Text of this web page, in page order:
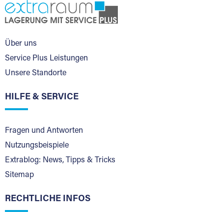
Über uns
Service Plus Leistungen
Unsere Standorte
HILFE & SERVICE
Fragen und Antworten
Nutzungsbeispiele
Extrablog: News, Tipps & Tricks
Sitemap
RECHTLICHE INFOS